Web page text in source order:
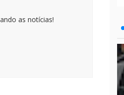
as notícias!